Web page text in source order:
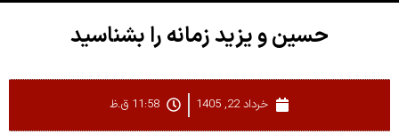
حسین و یزید زمانه را بشناسید
خرداد 22, 1405 11:58 ق.ظ